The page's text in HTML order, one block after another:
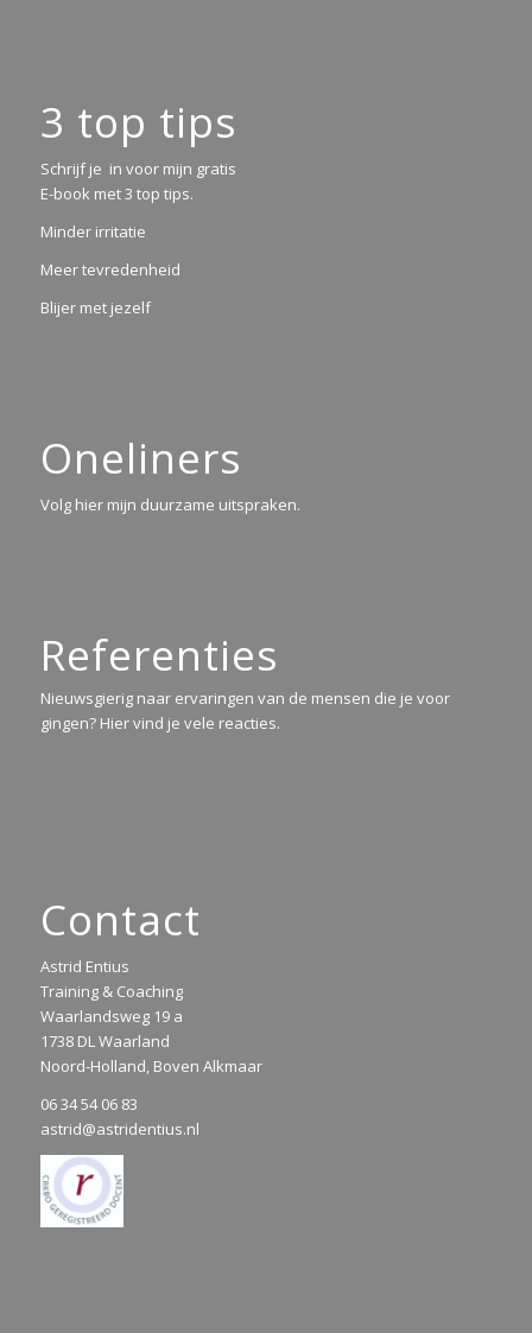
3 top tips
Schrijf je in voor mijn gratis
E-book met 3 top tips.
Minder irritatie
Meer tevredenheid
Blijer met jezelf
Oneliners
Volg hier mijn duurzame uitspraken.
Referenties
Nieuwsgierig naar ervaringen van de mensen die je voor
gingen? Hier vind je vele reacties.
Contact
Astrid Entius
Training & Coaching
Waarlandsweg 19 a
1738 DL Waarland
Noord-Holland, Boven Alkmaar
06 34 54 06 83
astrid@astridentius.nl